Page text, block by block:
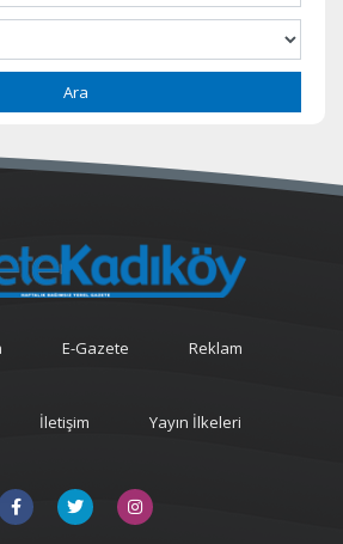
Ara
E-Gazete Reklam
İletişim Yayın İlkeleri